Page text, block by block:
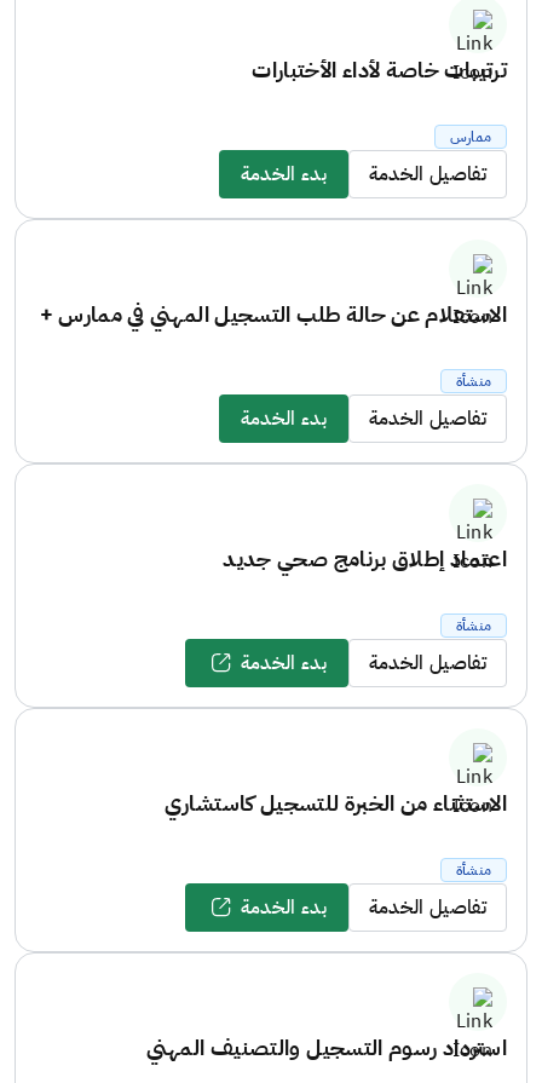
ترتيبات خاصة لأداء الأختبارات
ممارس
تفاصيل الخدمة بدء الخدمة
الاستعلام عن حالة طلب التسجيل المهني في ممارس +
منشأة
تفاصيل الخدمة بدء الخدمة
اعتماد إطلاق برنامج صحي جديد
منشأة
تفاصيل الخدمة بدء الخدمة
الاستثناء من الخبرة للتسجيل كاستشاري
منشأة
تفاصيل الخدمة بدء الخدمة
استرداد رسوم التسجيل والتصنيف المهني